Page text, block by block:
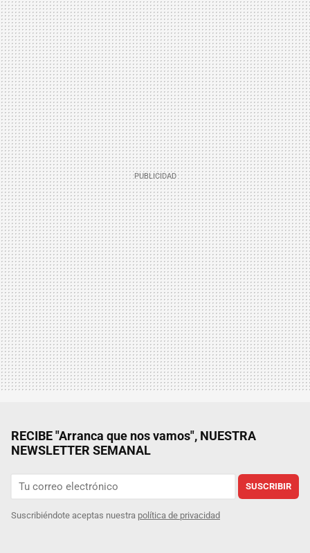
RECIBE "Arranca que nos vamos", NUESTRA
NEWSLETTER SEMANAL
SUSCRIBIR
Suscribiéndote aceptas nuestra política de privacidad